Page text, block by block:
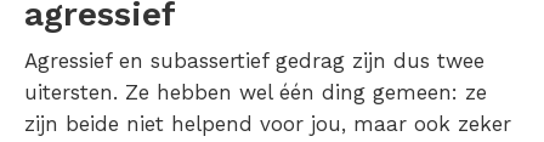
agressief
Agressief en subassertief gedrag zijn dus twee
uitersten. Ze hebben wel één ding gemeen: ze
zijn beide niet helpend voor jou, maar ook zeker